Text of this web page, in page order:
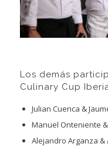
Los demás
Culinary Cup
Julian Cuenca &
Manuel Onteniente
Alejandro Arganza &